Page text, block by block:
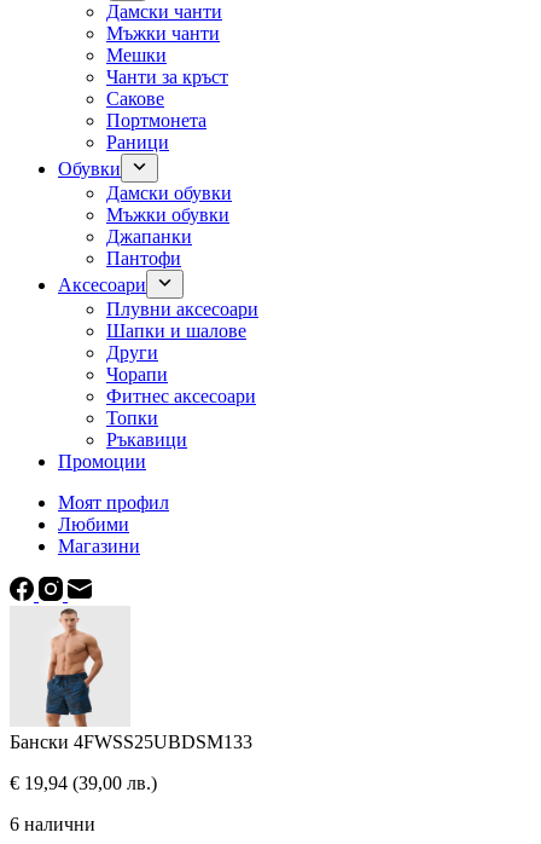
Дамски чанти
Мъжки чанти
Мешки
Чанти за кръст
Сакове
Портмонета
Раници
Обувки
Дамски обувки
Мъжки обувки
Джапанки
Пантофи
Аксесоари
Плувни аксесоари
Шапки и шалове
Други
Чорапи
Фитнес аксесоари
Топки
Ръкавици
Промоции
Моят профил
Любими
Магазини
Бански 4FWSS25UBDSM133
€ 19,94 (39,00 лв.)
6 налични